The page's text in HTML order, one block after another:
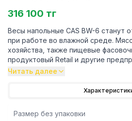
316 100 тг
Весы напольные CAS BW-6 станут
при работе во влажной среде.
хозяйства, также пищевые
продуктовый Retail и другие
требующие высокой степени
Читать далее
Размер без упаковки